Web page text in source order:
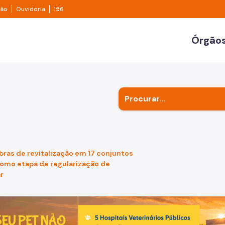
São Paulo
Legislação
Ouvidoria Ouvidoria
156
de revitalização em 17 conjuntos
etapa de regularização de
um cachorro caramelo e uma gata rajada, olhando para